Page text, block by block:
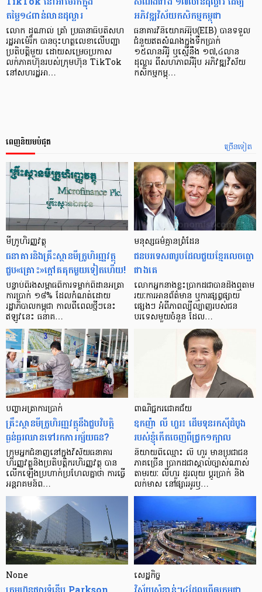
តម្លៃ១៤ពាន់លានដុល្លារ
លោក ដូណាល់ ត្រាំ ប្រធានាធិបតីសហ
រដ្ឋអាម៉េរិក បានចុះហត្ថលេខាលើបញ្ជា
ប្រតិបត្តិមួយ ដោយសម្រេចប្រកាស
លក់ភាគហ៊ុនរបស់ក្រុមហ៊ុន TikTok
នៅសហរដ្ឋអា…
អភិវឌ្ឍវិស័យកសិកម្មកម្ពុជា
ធនាគារវិនិយោគអឺរ៉ុប(EIB) បានទទួល
ជំនួយឥតសំណងក្នុងទឹកប្រាក់
១៥លានអឺរ៉ូ ឬស្មើនឹង ១៧,៤លាន
ដុល្លារ ពីសហភាពអឺរ៉ុប អភិវឌ្ឍវិស័យ
កសិកម្មកម្ពុ…
ច្រើនទៀត
ពេញនិយមបំផុត
មីក្រូ​ហិរញ្ញវត្ថុ
ធនាគារ​និង​គ្រឹះស្ថាន​មីក្រូ​ហិរញ្ញវត្ថុ​
ជួប«គ្រោះ»ក្តៅ​គគុក​មួយ​ទៀត​ហើយ!
បន្ទាប់​ពី​រង​សម្ពាធ​​ពី​ការ​ទម្លាក់​ពិដាន​អត្រា​
ការ​ប្រាក់ ១៨​% ដែល​កំណត់​ដោយ​
រដ្ឋាភិបាល​កម្ពុជា កាល​ពី​ពេល​ថ្មីៗ​នេះ
ឥឡូវ​នេះ ធនាគ…
មនុស្ស​ធម៌​គ្មាន​ព្រំដែន
ជន​បរទេស​៣​រូប​ដែល​ជួយ​ខ្មែរ​លេច​ធ្លោ​
ជាង​គេ
លោកអ្នក​នាង​ខ្លះ​ប្រាកដ​ជា​បាន​​ដឹង​ឮ​តាម​
រយៈ​ការ​អាន​ព័ត៌មាន ឬ​ការ​ផ្សព្វផ្សាយ​
ផ្សេងៗ អំពី​ភាព​ល្បីល្បាញ​របស់​ជន​
បរទេស​មួយ​ចំនួន ដែល…
បញ្ហា​អត្រា​ការប្រាក់
គ្រឹះស្ថាន​មីក្រូ​ហិរញ្ញវត្ថុ​នឹង​ជួប​វិបត្តិ​
ធ្ងន់ធ្ងរ​ឈាន​ទៅ​រក​ការ​ក្ស័យធន?
ក្រុម​អ្នក​ជំនាញ​នៅ​ក្នុង​វិស័យ​ធនាគារ
ហិរញ្ញវត្ថុ​និង​ប្រតិបត្តិករ​ហិរញ្ញ​វត្ថុ បាន​​
លើក​ឡើង​ប្រហាក់​ប្រហែល​គ្នា​ថា ការ​ធ្វើ​
អន្តរាគមន៍​ព…
ពាណិជ្ជករជោគជ័យ
ឧកញ៉ា លី ហួរ៖ ដើមទុនរកស៊ីដំបូង
របស់ខ្ញុំកើតចេញពីជ្រូក១ក្បាល
និយាយ​ពី​ឈ្មោះ លី ហួរ មាន​ប្រជាជន​
ភាគ​ច្រើន ប្រាកដ​ជា​ស្គាល់​ច្បាស់​ណាស់
តាមរយៈ លីហួរ ដូរ​លុយ ប្តូរ​បា្រក់ និង​
លក់​មាស នៅ​ផ្សារ​អូរ​ឫ…
None សេដ្ឋកិច្ច​